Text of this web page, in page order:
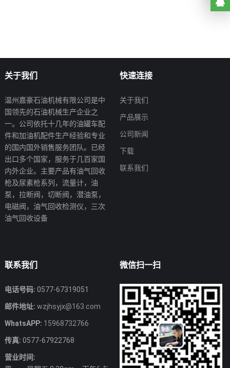
关于我们
温州嘉豪石油机械有限公司是中
国领先的石油机械生产企业之
一。公司依托十几年的油罐车配
件和加油机配件生产经验和专业
的国内国外销售服务团队。已经
出口多个国家，服务于几百家国
内外企业。主要产品有油气回收
枪及尿素枪系列，流量计，油
泵，拉断阀，切断阀，潜油泵，
电磁阀，油气回收检测仪，三次
油气回收设备
快速连接
关于我们
产品展示
公司新闻
下载
联系我们
联系我们
电话号码: 0577-67319051
邮件地址: wzjhsyjx@163.com
WhatsAPP: 15968732766
传真: 0577-67922768
营业时间:
微信扫一扫